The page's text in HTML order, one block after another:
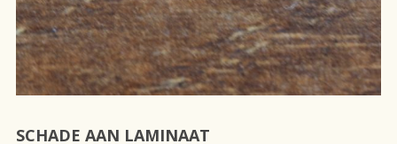
SCHADE AAN LAMINAAT